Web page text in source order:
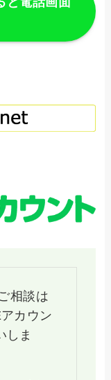
相談は
カウン
しま